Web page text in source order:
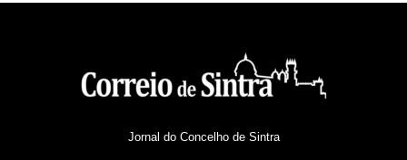
Jornal do Concelho de Sintra